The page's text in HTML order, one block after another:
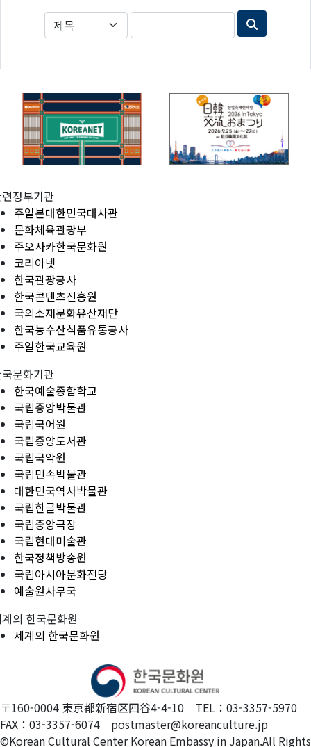
정부기관
주일본대한민국대사관
문화체육관광부
주오사카한국문화원
코리아넷
한국관광공사
한국콘텐츠진흥원
국외소재문화유산재단
한국농수산식품유통공사
주일한국교육원
문화기관
한국예술종합학교
국립중앙박물관
국립국어원
국립중앙도서관
국립국악원
국립민속박물관
대한민국역사박물관
국립한글박물관
국립중앙극장
국립현대미술관
한국정책방송원
국립아시아문화전당
예술원사무국
의 한국문화원
세계의 한국문화원
〒160-0004 東京都新宿区四谷4-4-10 TEL：03-3357-5970
FAX：03-3357-6074 postmaster@koreanculture.jp
©Korean Cultural Center Korean Embassy in Japan.All Rights